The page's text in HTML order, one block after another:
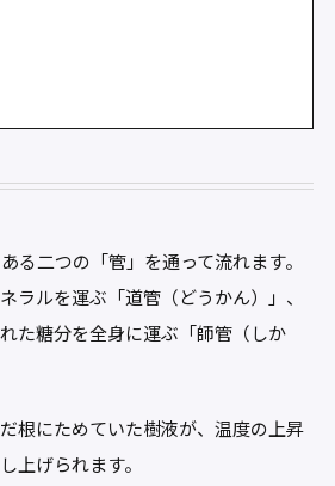
る二つの「管」を通って流れます。
ラルを運ぶ「道管（どうかん）」、
た糖分を全身に運ぶ「師管（しか
根にためていた樹液が、温度の上昇
上げられます。